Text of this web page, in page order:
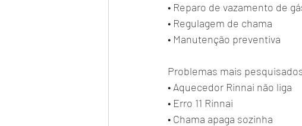
• Reparo de vazamento de
• Regulagem de chama
• Manutenção preventiva
Problemas mais
• Aquecedor Rinnai não liga
• Erro 11 Rinnai
• Chama apaga sozinha